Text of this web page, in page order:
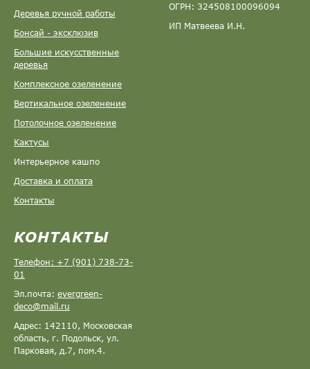
Деревья ручной работы
Бонсай - эксклюзив
Большие искусственные
деревья
Комплексное озеленение
Вертикальное озеленение
Потолочное озеленение
Кактусы
Интерьерное кашпо
Доставка и оплата
Контакты
ОГРН: 324508100096094
ИП Матвеева И.Н.
КОНТАКТЫ
Телефон: +7 (901) 738-73-
01
Эл.почта: evergreen-
deco@mail.ru
Адрес: 142110, Московская
область, г. Подольск, ул.
Парковая, д.7, пом.4.